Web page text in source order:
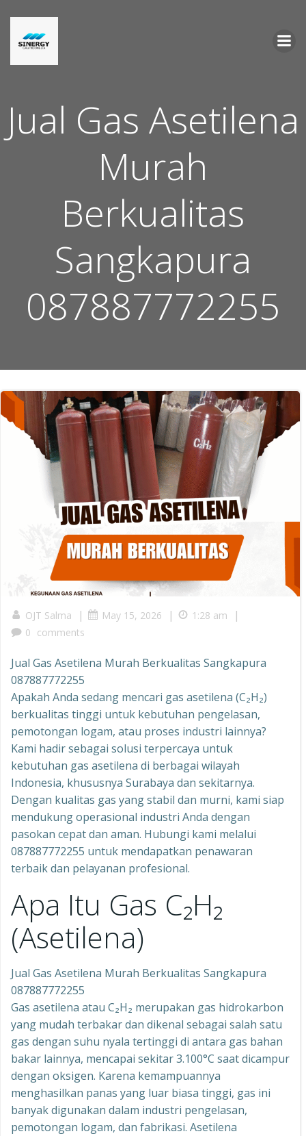
Jual Gas Asetilena
Murah
Berkualitas
Sangkapura
087887772255
OJT Salma | May 15, 2026 | 1:28 am |
0 comments
Jual Gas Asetilena Murah Berkualitas Sangkapura
087887772255
Apakah Anda sedang mencari gas asetilena (C₂H₂)
berkualitas tinggi untuk kebutuhan pengelasan,
pemotongan logam, atau proses industri lainnya?
Kami hadir sebagai solusi terpercaya untuk
kebutuhan gas asetilena di berbagai wilayah
Indonesia, khususnya Surabaya dan sekitarnya.
Dengan kualitas gas yang stabil dan murni, kami siap
mendukung operasional industri Anda dengan
pasokan cepat dan aman. Hubungi kami melalui
087887772255 untuk mendapatkan penawaran
terbaik dan pelayanan profesional.
Apa Itu Gas C₂H₂
(Asetilena)
Jual Gas Asetilena Murah Berkualitas Sangkapura
087887772255
Gas asetilena atau C₂H₂ merupakan gas hidrokarbon
yang mudah terbakar dan dikenal sebagai salah satu
gas dengan suhu nyala tertinggi di antara gas bahan
bakar lainnya, mencapai sekitar 3.100°C saat dicampur
dengan oksigen. Karena kemampuannya
menghasilkan panas yang luar biasa tinggi, gas ini
banyak digunakan dalam industri pengelasan,
pemotongan logam, dan fabrikasi. Asetilena